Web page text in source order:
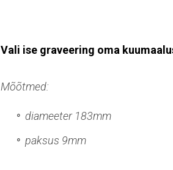
Vali ise graveering oma
Mõõtmed:
diameeter 183mm
paksus 9mm